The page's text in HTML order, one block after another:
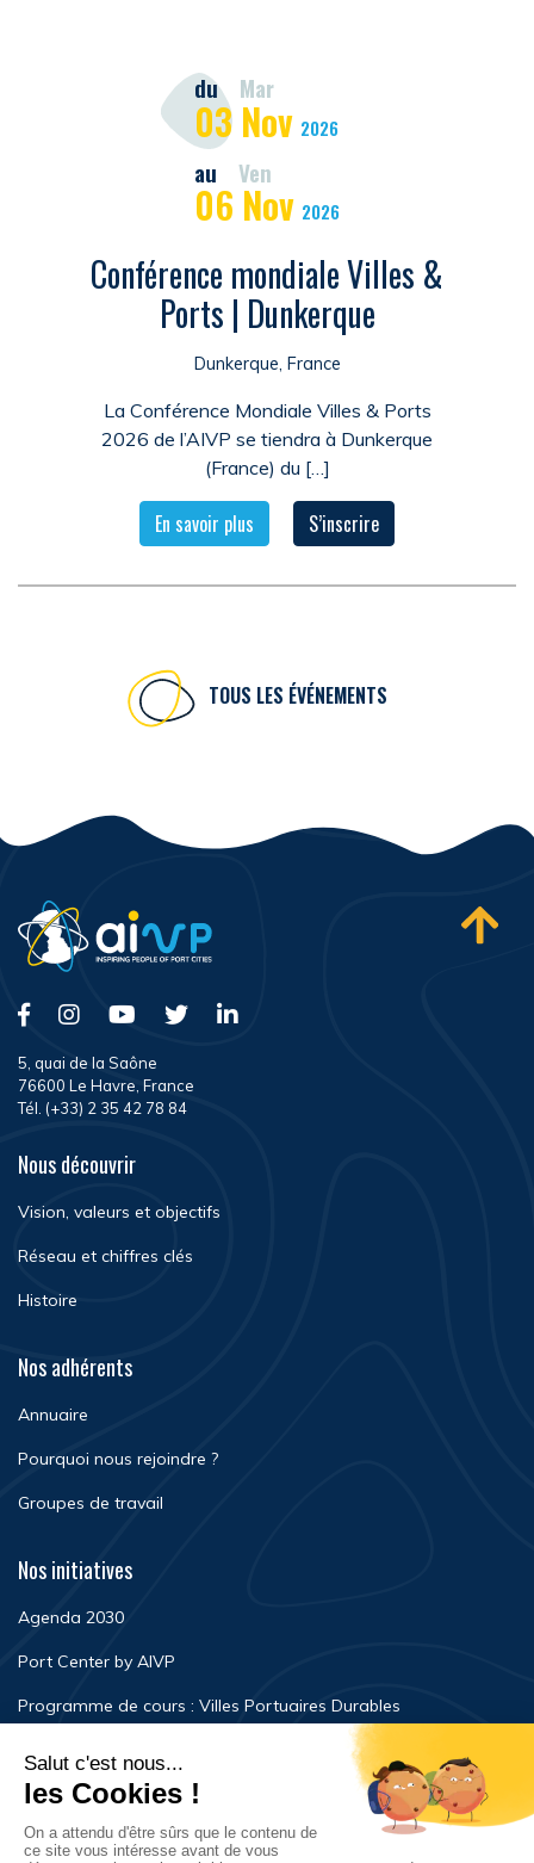
du Mar
03 Nov 2026
au Ven
06 Nov 2026
Conférence mondiale Villes &
Ports | Dunkerque
Dunkerque, France
La Conférence Mondiale Villes & Ports
2026 de l’AIVP se tiendra à Dunkerque
(France) du […]
En savoir plus S’inscrire
TOUS LES ÉVÉNEMENTS
5, quai de la Saône
76600 Le Havre, France
Tél. (+33) 2 35 42 78 84
Nous découvrir
Vision, valeurs et objectifs
Réseau et chiffres clés
Histoire
Nos adhérents
Annuaire
Pourquoi nous rejoindre ?
Groupes de travail
Nos initiatives
Agenda 2030
Port Center by AIVP
Programme de cours : Villes Portuaires Durables
Newsroom
Événements